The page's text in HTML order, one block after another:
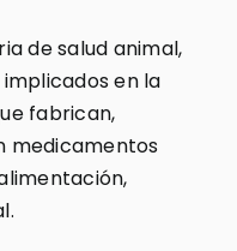
de salud animal,
en la
fabrican,
medicamentos